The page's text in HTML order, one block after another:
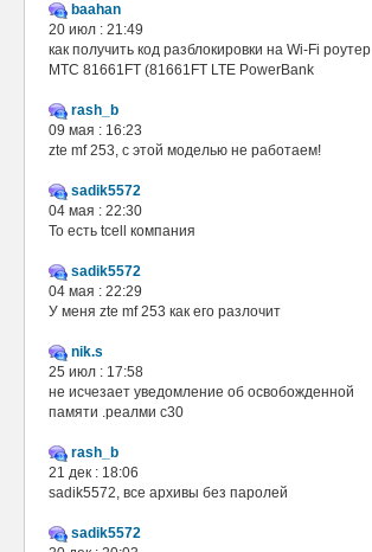
baahan
20 июл : 21:49
как получить код разблокировки на Wi-Fi роутер
МТС 81661FT (81661FT LTE PowerBank
rash_b
09 мая : 16:23
zte mf 253, с этой моделью не работаем!
sadik5572
04 мая : 22:30
То есть tcell компания
sadik5572
04 мая : 22:29
У меня zte mf 253 как его разлочит
nik.s
25 июл : 17:58
не исчезает уведомление об освобожденной
памяти .реалми с30
rash_b
21 дек : 18:06
sadik5572, все архивы без паролей
sadik5572